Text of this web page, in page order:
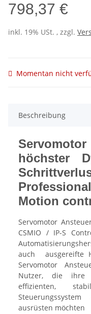
798,37 €
inkl. 19% USt. , zzgl.
Momentan nicht
Beschreibung
höchster
Motion
Servomotor
CSMIO / IP-S
auch ausgereifte
Servomotor
Nutzer, die ihre
effizienten,
ausrüsten möchten